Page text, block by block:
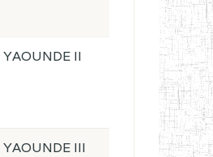
YAOUNDE II
YAOUNDE III